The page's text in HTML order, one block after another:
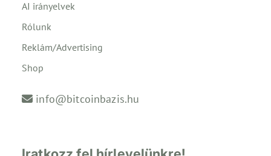
AI irányelvek
Rólunk
Reklám/Advertising
Shop
info@bitcoinbazis.hu